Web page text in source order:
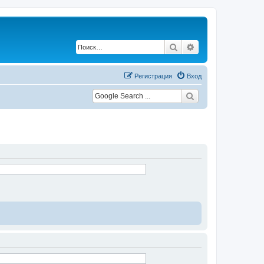
Поиск
Вход
Регистрация